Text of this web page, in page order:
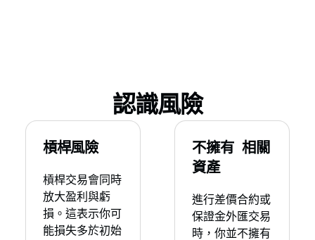
認識風險
槓桿風險
槓桿交易會同時
放大盈利與虧
損。這表示你可
能損失多於初始
不擁有 相關
資產
進行差價合約或
保證金外匯交易
時，你並不擁有